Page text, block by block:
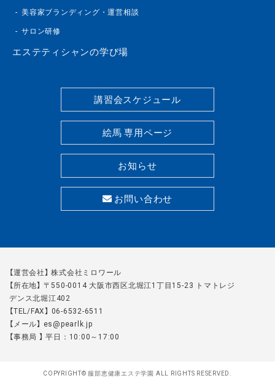
講習会スケジュール
絵馬 専用ページ
お知らせ
お問い合わせ
美容家ブランディング・運営相談
サロン研修
エステティシャンの学び場
【運営会社】 株式会社ミロワール
【所在地】 〒550-0014 大阪市西区北堀江1丁目15-23 トマトレジ
デンス北堀江402
【TEL/FAX】 06-6532-6511
【メール】 es@pearlk.jp
【事務局 】 平日：10:00～17:00
COPYRIGHT© 服部恵健康エステ学園 ALL RIGHTS RESERVED.